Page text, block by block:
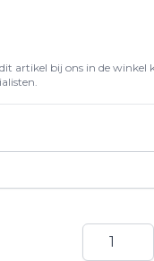
artikel bij ons in de winkel
een vriend
Aantal